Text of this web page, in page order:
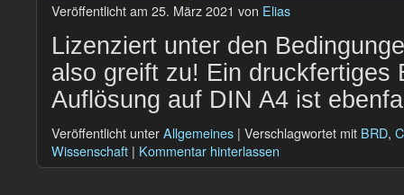
Veröffentlicht am 25. März 2021 von Elias
Lizenziert unter den
also greift zu! Ein druckfertiges
Auflösung auf DIN A4 ist
Veröffentlicht unterAllgemeines | Verschlagwortet mit BRD,
Wissenschaft | Kommentar hinterlassen